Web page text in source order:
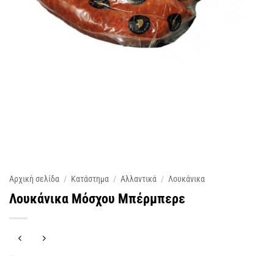
Αρχική σελίδα / Κατάστημα / Αλλαντικά / Λουκάνικα
Λουκάνικα Μόσχου Μπέρμπερε